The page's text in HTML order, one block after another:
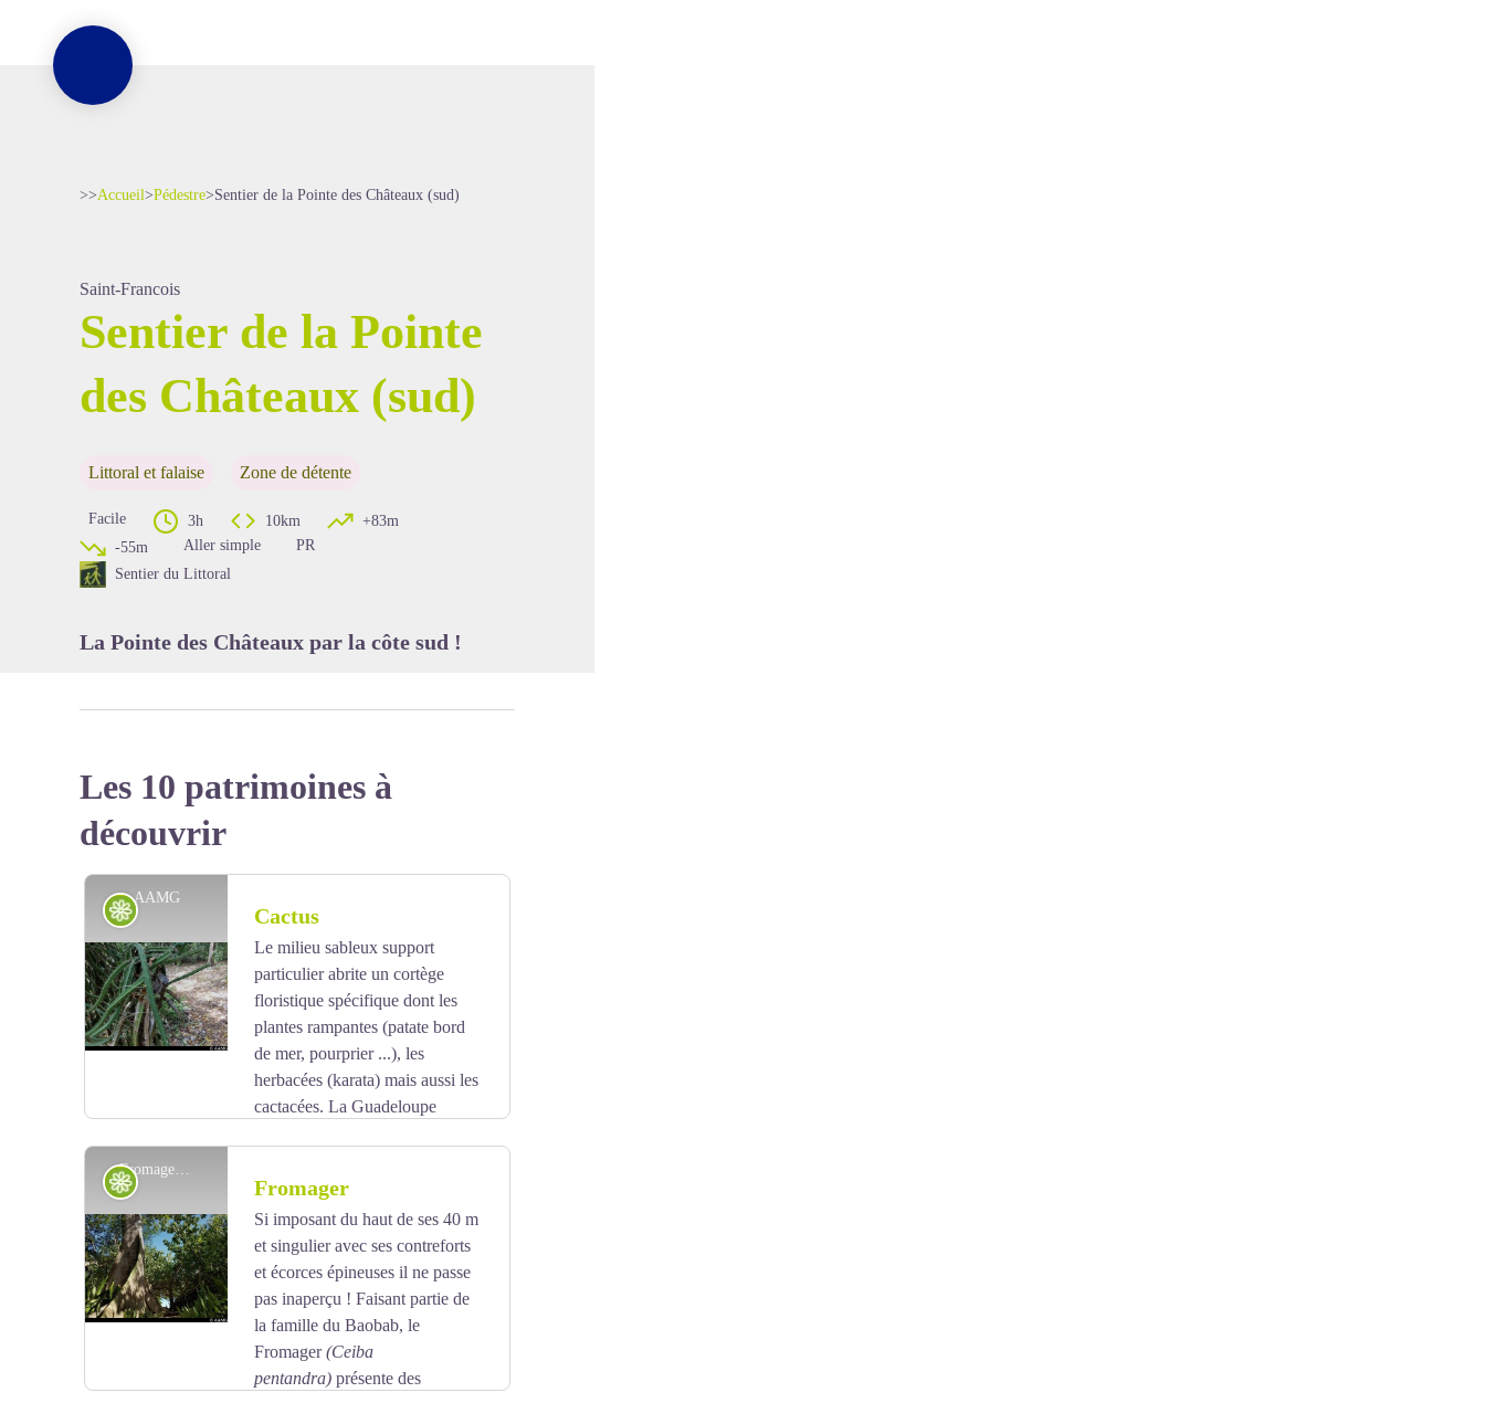
Voir l'image en plein écran
>>Accueil>Pédestre>Sentier de la Pointe des Châteaux (sud)
Saint-Francois
Sentier de la Pointe
des Châteaux (sud)
Littoral et falaise Zone de détente
Facile 3h 10km
+83m
-55m
Aller simple
PR
Sentier du Littoral
La Pointe des Châteaux par la côte sud !
Les 10 patrimoines à
découvrir
AAMG
Voir l'image en plein écran
Flore Cactus
Le milieu sableux support
particulier abrite un cortège
floristique spécifique dont les
plantes rampantes (patate bord
de mer, pourprier ...), les
herbacées (karata) mais aussi les
cactacées.La Guadeloupe
sont le cactus cierge
et le célèbre Tête à l'anglais(Mélocactus)
peu à part, les Cactacées combinent une forme
relativement primitive de fleur avec une morphologie
très évoluée des tissus en succulences et
métabolisme.
Fromager - AAMG
Flore Fromager
Si imposant du haut de ses 40 m
et singulier avec ses contreforts
et écorces épineuses il ne passe
pas inaperçu ! Faisant partie de
la famille du Baobab, le
Fromager(Ceiba
pentandra) présente des